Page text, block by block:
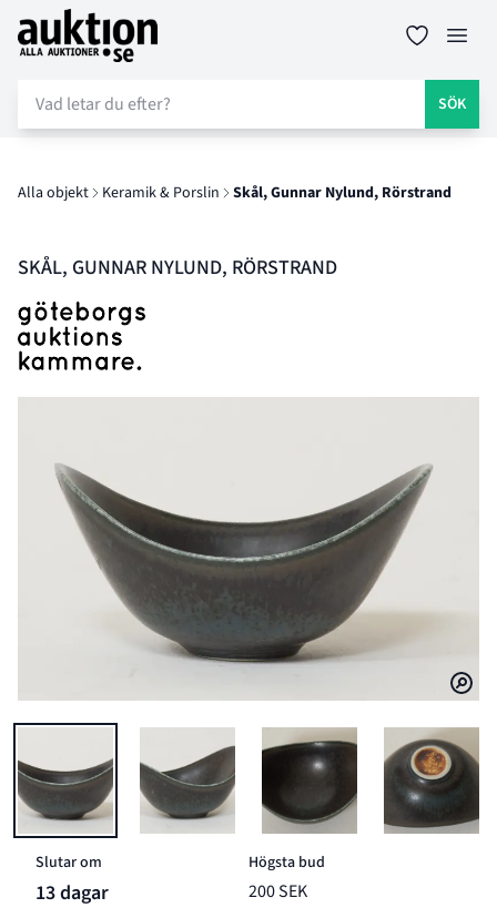
Auktion.se
SÖK
Alla objekt Keramik & Porslin Skål, Gunnar Nylund, Rörstrand
SKÅL, GUNNAR NYLUND, RÖRSTRAND
BILD 1 AV SKÅL, GUNNAR NYLUND, RÖRSTRAND
BILD 2 AV SKÅL, GUNNAR NYLUND,
BILD 3 AV SKÅL, GUNNAR
BILD 4
Slutar om
13 dagar
Högsta bud
200 SEK